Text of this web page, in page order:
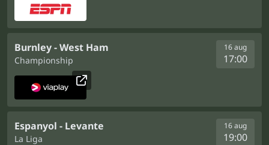
Burnley - West Ham
Championship
16 aug
17:00
Espanyol - Levante
La Liga
16 aug
19:00